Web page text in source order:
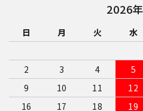
2026
日 月 火 水
2
3 4 5
9
10 11 12
16
17 18 19